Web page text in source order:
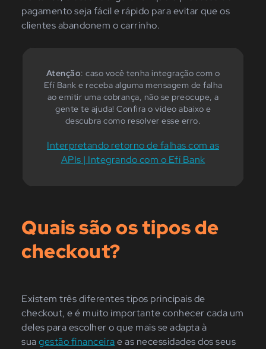
pagamento seja fácil e rápido para evitar que os
clientes abandonem o carrinho.
Atenção: caso você tenha integração com o
Efí Bank e receba alguma mensagem de falha
ao emitir uma cobrança, não se preocupe, a
gente te ajuda! Confira o vídeo abaixo e
descubra como resolver esse erro.
Interpretando retorno de falhas com as
APIs | Integrando com o Efí Bank
Quais são os tipos de
checkout?
Existem três diferentes tipos principais de
checkout, e é muito importante conhecer cada um
deles para escolher o que mais se adapta à
suagestão financeirae as necessidades dos seus